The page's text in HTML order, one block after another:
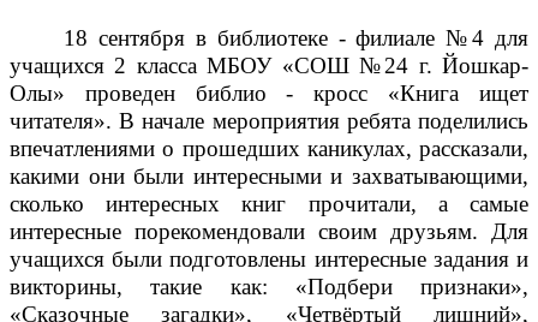
18 сентября в библиотеке - филиале №4 для
учащихся 2 класса МБОУ «СОШ №24 г. Йошкар-
Олы» проведен библио - кросс «Книга ищет
читателя». В начале мероприятия ребята поделились
впечатлениями о прошедших каникулах, рассказали,
какими они были интересными и захватывающими,
сколько интересных книг прочитали, а самые
интересные порекомендовали своим друзьям. Для
учащихся были подготовлены интересные задания и
викторины, такие как: «Подбери признаки»,
«Сказочные загадки», «Четвёртый лишний»,